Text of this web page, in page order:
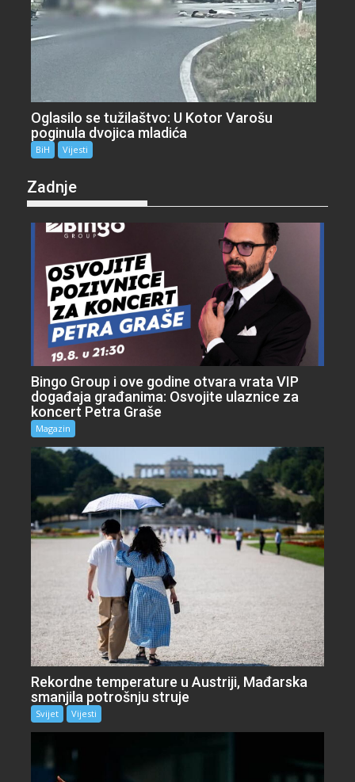
Oglasilo se tužilaštvo: U Kotor Varošu
poginula dvojica mladića
BiH Vijesti
Zadnje
Bingo Group i ove godine otvara vrata VIP
događaja građanima: Osvojite ulaznice za
koncert Petra Graše
Magazin
Rekordne temperature u Austriji, Mađarska
smanjila potrošnju struje
Svijet Vijesti